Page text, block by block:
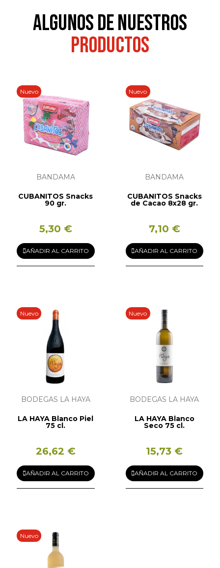
ALGUNOS DE NUESTROS
PRODUCTOS
Nuevo
BANDAMA
CUBANITOS Snacks
90 gr.
5,30 €
AÑADIR AL CARRITO
Nuevo
BANDAMA
CUBANITOS Snacks
de Cacao 8x28 gr.
7,10 €
AÑADIR AL CARRITO
Nuevo
BODEGAS LA HAYA
LA HAYA Blanco Piel
75 cl.
26,62 €
AÑADIR AL CARRITO
Nuevo
BODEGAS LA HAYA
LA HAYA Blanco
Seco 75 cl.
15,73 €
AÑADIR AL CARRITO
Nuevo